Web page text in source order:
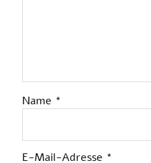
Name *
E-Mail-Adresse *